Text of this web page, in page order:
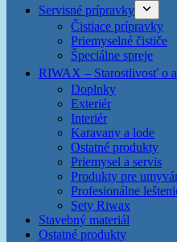
Servisné prípravky
Čistiace prípravky
Priemyselné čističe
Špeciálne spreje
RIWAX – Starostlivosť o
Doplnky
Exteriér
Interiér
Karavany a lode
Ostatné produkty
Priemysel a servis
Produkty pre
Profesionálne
Sety Riwax
Stavebný materiál
Ostatné produkty